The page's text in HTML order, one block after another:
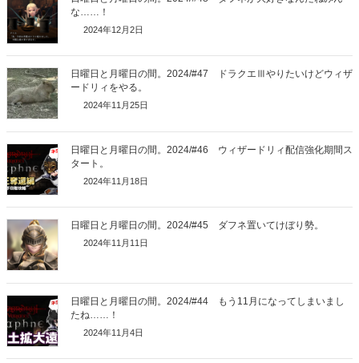
な……！
2024年12月2日
日曜日と月曜日の間。2024/#47 ドラクエⅢやりたいけどウィザ
ードリィをやる。
2024年11月25日
日曜日と月曜日の間。2024/#46 ウィザードリィ配信強化期間ス
タート。
2024年11月18日
日曜日と月曜日の間。2024/#45 ダフネ置いてけぼり勢。
2024年11月11日
日曜日と月曜日の間。2024/#44 もう11月になってしまいまし
たね……！
2024年11月4日